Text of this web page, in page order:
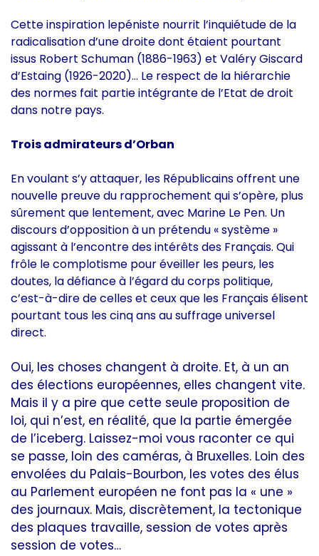
Cette inspiration lepéniste nourrit l’inquiétude de la
radicalisation d’une droite dont étaient pourtant
issus Robert Schuman (1886-1963) et Valéry Giscard
d’Estaing (1926-2020)… Le respect de la hiérarchie
des normes fait partie intégrante de l’Etat de droit
dans notre pays.
Trois admirateurs d’Orban
En voulant s’y attaquer, les Républicains offrent une
nouvelle preuve du rapprochement qui s’opère, plus
sûrement que lentement, avec Marine Le Pen. Un
discours d’opposition à un prétendu « système »
agissant à l’encontre des intérêts des Français. Qui
frôle le complotisme pour éveiller les peurs, les
doutes, la défiance à l’égard du corps politique,
c’est-à-dire de celles et ceux que les Français élisent
pourtant tous les cinq ans au suffrage universel
direct.
Oui, les choses changent à droite. Et, à un an
des élections européennes, elles changent vite.
Mais il y a pire que cette seule proposition de
loi, qui n’est, en réalité, que la partie émergée
de l’iceberg. Laissez-moi vous raconter ce qui
se passe, loin des caméras, à Bruxelles. Loin des
envolées du Palais-Bourbon, les votes des élus
au Parlement européen ne font pas la « une »
des journaux. Mais, discrètement, la tectonique
des plaques travaille, session de votes après
session de votes…